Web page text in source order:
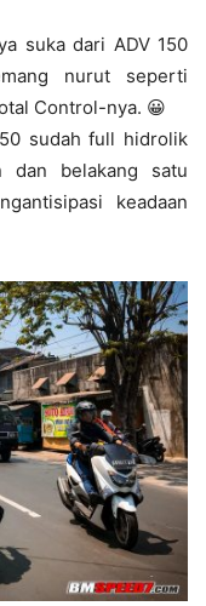
suka dari ADV 150
nurut seperti
Control-nya. 😀
sudah full hidrolik
belakang satu
keadaan